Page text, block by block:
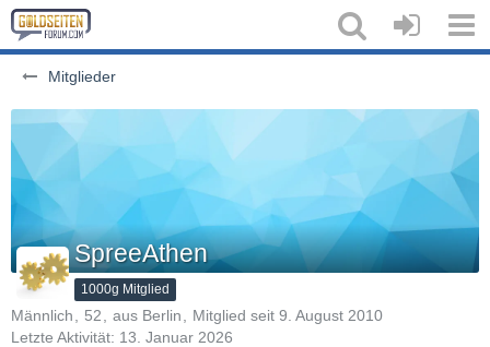
Mitglieder
SpreeAthen
1000g Mitglied
Männlich 52 aus Berlin
Mitglied seit 9. August 2010
Letzte Aktivität: 13. Januar 2026